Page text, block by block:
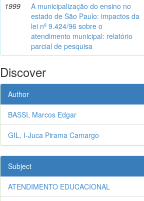
1999
A municipalização do ensino no
estado de São Paulo: impactos da
lei nº 9.424/96 sobre o
atendimento municipal: relatório
parcial de pesquisa
Discover
Author
BASSI, Marcos Edgar
GIL, I-Juca Pirama Camargo
Subject
ATENDIMENTO EDUCACIONAL